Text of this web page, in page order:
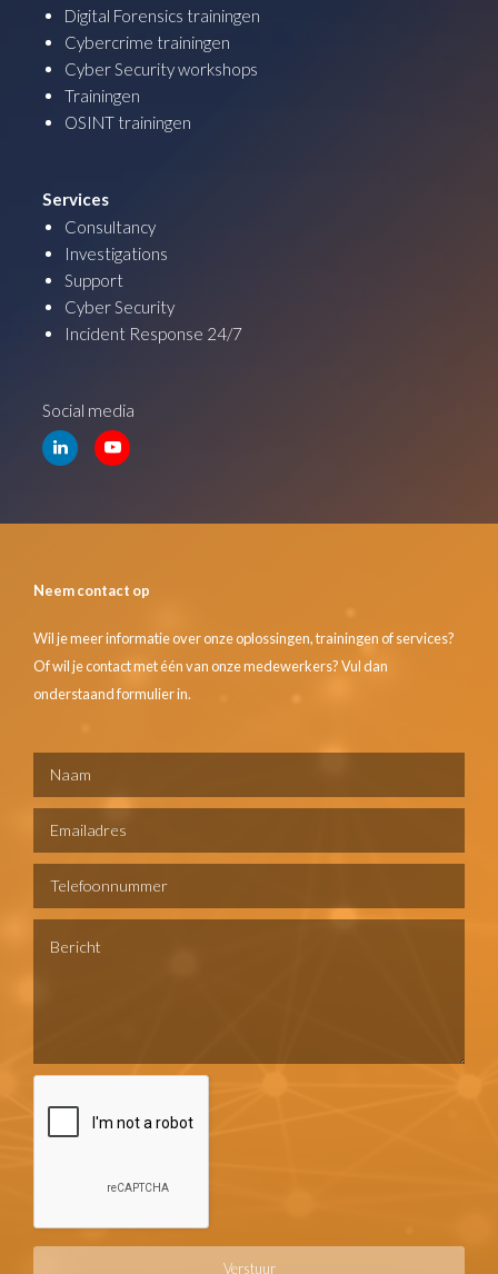
Digital Forensics trainingen
Cybercrime trainingen
Cyber Security workshops
Trainingen
OSINT trainingen
Services
Consultancy
Investigations
Support
Cyber Security
Incident Response 24/7
Social media
Neem contact op
Wil je meer informatie over onze oplossingen, trainingen of services?
Of wil je contact met één van onze medewerkers? Vul dan
onderstaand formulier in.